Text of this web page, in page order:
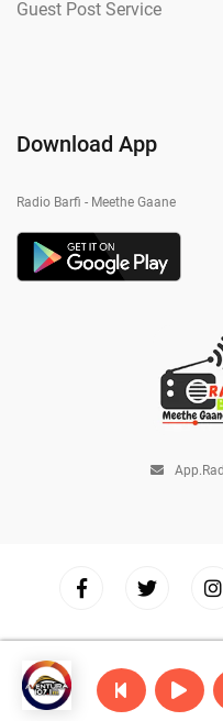
Guest Post Service
Download App
Radio Barfi - Meethe Gaane
Copyright © 2026